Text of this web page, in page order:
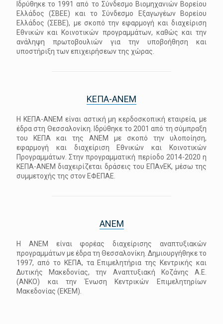
Ιδρύθηκε το 1991 από το Σύνδεσμο Βιομηχανιών Βορείου
Ελλάδος (ΣΒΕΕ) και το Σύνδεσμο Εξαγωγέων Βορείου
Ελλάδος (ΣΕΒΕ), με σκοπό την εφαρμογή και διαχείριση
Εθνικών και Κοινοτικών προγραμμάτων, καθώς και την
ανάληψη πρωτοβουλιών για την υποβοήθηση και
υποστήριξη των επιχειρήσεων της χώρας.
ΚΕΠΑ-ANEM
Η ΚΕΠΑ-ΑΝΕΜ είναι αστική μη κερδοσκοπική εταιρεία, με
έδρα στη Θεσσαλονίκη. Ιδρύθηκε το 2001 από τη σύμπραξη
του ΚΕΠΑ και της ΑΝΕΜ με σκοπό την υλοποίηση,
εφαρμογή και διαχείριση Εθνικών και Κοινοτικών
Προγραμμάτων. Στην προγραμματική περίοδο 2014-2020 η
ΚΕΠΑ-ΑΝΕΜ διαχειρίζεται δράσεις του ΕΠΑνΕΚ, μέσω της
συμμετοχής της στον ΕΦΕΠΑΕ.
ANEM
Η ΑΝΕΜ είναι φορέας διαχείρισης αναπτυξιακών
προγραμμάτων με έδρα τη Θεσσαλονίκη. Δημιουργήθηκε το
1997, από το ΚΕΠΑ, τα Επιμελητήρια της Κεντρικής και
Δυτικής Μακεδονίας, την Αναπτυξιακή Κοζάνης Α.Ε.
(ΑΝΚΟ) και την Ένωση Κεντρικών Επιμελητηρίων
Μακεδονίας (ΕΚΕΜ).